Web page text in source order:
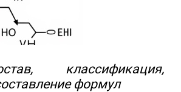
классификация,
формул